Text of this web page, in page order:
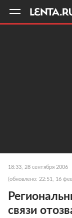
18:33, 28 сентября 2006
(обновлено: 22:51, 16
связи